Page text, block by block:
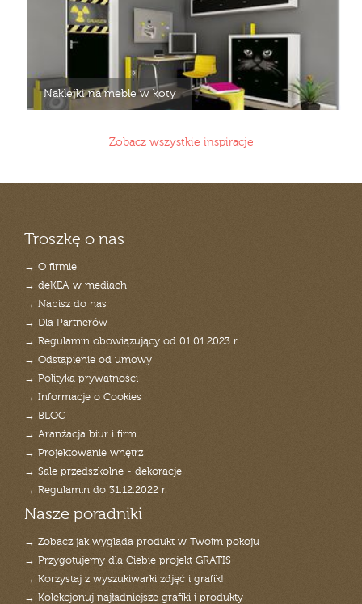
Naklejki na meble w koty
Zobacz wszystkie inspiracje
Troszkę o nas
→ O firmie
→ deKEA w mediach
→ Napisz do nas
→ Dla Partnerów
→ Regulamin obowiązujący od 01.01.2023 r.
→ Odstąpienie od umowy
→ Polityka prywatności
→ Informacje o Cookies
→ BLOG
→ Aranżacja biur i firm
→ Projektowanie wnętrz
→ Sale przedszkolne - dekoracje
→ Regulamin do 31.12.2022 r.
Nasze poradniki
→ Zobacz jak wygląda produkt w Twoim pokoju
→ Przygotujemy dla Ciebie projekt GRATIS
→ Korzystaj z wyszukiwarki zdjęć i grafik!
→ Kolekcjonuj najładniejsze grafiki i produkty